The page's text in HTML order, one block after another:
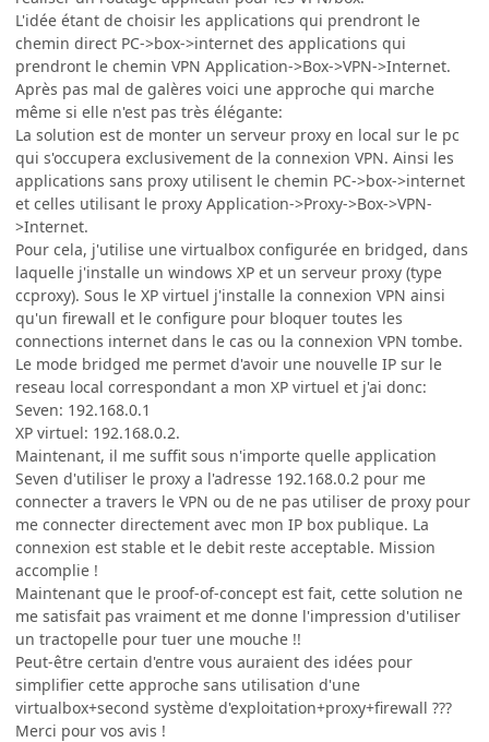
L'idée étant de choisir les applications qui prendront le
chemin direct PC->box->internet des applications qui
prendront le chemin VPN Application->Box->VPN->Internet.
Après pas mal de galères voici une approche qui marche
même si elle n'est pas très élégante:
La solution est de monter un serveur proxy en local sur le pc
qui s'occupera exclusivement de la connexion VPN. Ainsi les
applications sans proxy utilisent le chemin PC->box->internet
et celles utilisant le proxy Application->Proxy->Box->VPN-
>Internet.
Pour cela, j'utilise une virtualbox configurée en bridged, dans
laquelle j'installe un windows XP et un serveur proxy (type
ccproxy). Sous le XP virtuel j'installe la connexion VPN ainsi
qu'un firewall et le configure pour bloquer toutes les
connections internet dans le cas ou la connexion VPN tombe.
Le mode bridged me permet d'avoir une nouvelle IP sur le
reseau local correspondant a mon XP virtuel et j'ai donc:
Seven: 192.168.0.1
XP virtuel: 192.168.0.2.
Maintenant, il me suffit sous n'importe quelle application
Seven d'utiliser le proxy a l'adresse 192.168.0.2 pour me
connecter a travers le VPN ou de ne pas utiliser de proxy pour
me connecter directement avec mon IP box publique. La
connexion est stable et le debit reste acceptable. Mission
accomplie !
Maintenant que le proof-of-concept est fait, cette solution ne
me satisfait pas vraiment et me donne l'impression d'utiliser
un tractopelle pour tuer une mouche !!
Peut-être certain d'entre vous auraient des idées pour
simplifier cette approche sans utilisation d'une
virtualbox+second système d'exploitation+proxy+firewall ???
Merci pour vos avis !